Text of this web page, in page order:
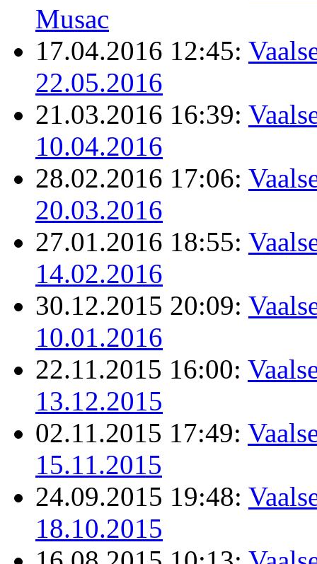
Musac
17.04.2016 12:45:
22.05.2016
21.03.2016 16:39:
10.04.2016
28.02.2016 17:06:
20.03.2016
27.01.2016 18:55:
14.02.2016
30.12.2015 20:09:
10.01.2016
22.11.2015 16:00:
13.12.2015
02.11.2015 17:49:
15.11.2015
24.09.2015 19:48:
18.10.2015